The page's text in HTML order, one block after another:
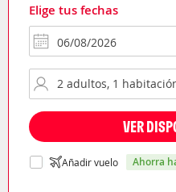
Elige tus fechas
VER
Añadir vuelo ahorra